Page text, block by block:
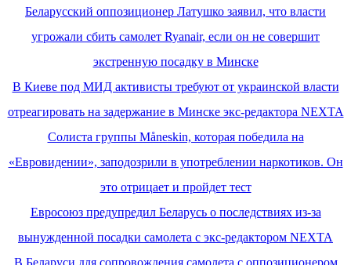
Беларусский оппозиционер Латушко заявил, что власти
угрожали сбить самолет Ryanair, если он не совершит
экстренную посадку в Минске
В Киеве под МИД активисты требуют от украинской власти
отреагировать на задержание в Минске экс-редактора NEXTA
Солиста группы Måneskin, которая победила на
«Евровидении», заподозрили в употреблении наркотиков. Он
это отрицает и пройдет тест
Евросоюз предупредил Беларусь о последствиях из-за
вынужденной посадки самолета с экс-редактором NEXTA
В Беларуси для сопровождения самолета с оппозиционером